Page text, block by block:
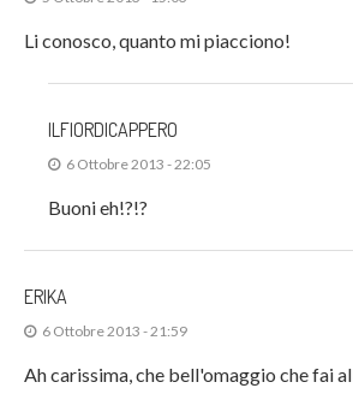
Li conosco, quanto mi piacciono!
ILFIORDICAPPERO
6 Ottobre 2013 - 22:05
Buoni eh!?!?
ERIKA
6 Ottobre 2013 - 21:59
Ah carissima, che bell'omaggio che fai